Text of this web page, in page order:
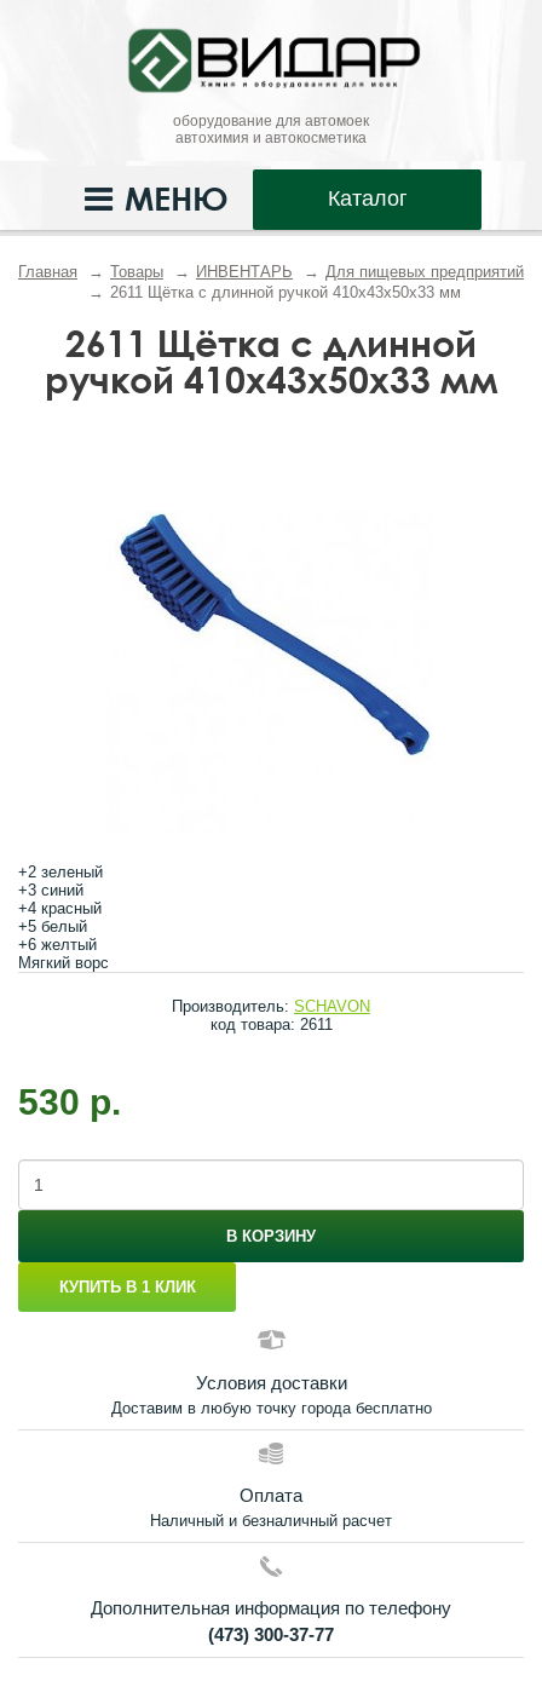
оборудование для автомоек
автохимия и автокосметика
Каталог
МЕНЮ
Главная Товары ИНВЕНТАРЬ
Для пищевых предприятий
2611 Щётка с длинной ручкой 410x43x50x33 мм
2611 Щётка с длинной
ручкой 410x43x50x33 мм
+2 зеленый
+3 синий
+4 красный
+5 белый
+6 желтый
Мягкий ворс
Производитель: SCHAVON
код товара: 2611
530 р.
В КОРЗИНУ
КУПИТЬ В 1 КЛИК
Условия доставки
Доставим в любую точку города бесплатно
Оплата
Наличный и безналичный расчет
Дополнительная информация по телефону
(473) 300-37-77